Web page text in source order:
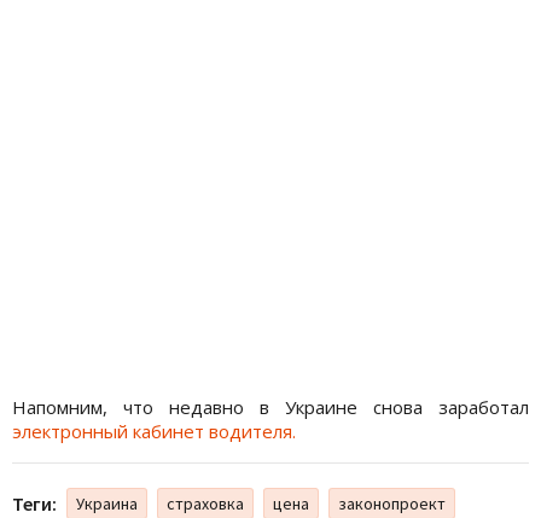
Напомним, что недавно в Украине снова заработал
электронный кабинет водителя.
Теги: Украина страховка цена
законопроект